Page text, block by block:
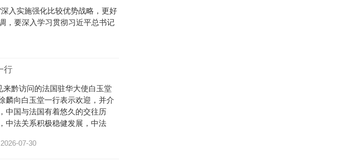
入实施强化比较优势战略，更好
，要深入学习贯彻习近平总书记
行
黔访问的法国驻华大使白玉堂
麟向白玉堂一行表示欢迎，并介
中国与法国有着悠久的交往历
中法关系积极稳健发展，中法
2026-07-30